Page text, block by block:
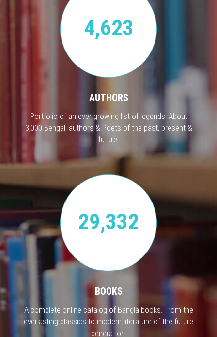
4,623
AUTHORS
Portfolio of an ever growing list of legends. About
3,000 Bengali authors & Poets of the past, present &
future.
29,332
BOOKS
A complete online catalog of Bangla books. From the
everlasting classics to modern literature of the future
generation.